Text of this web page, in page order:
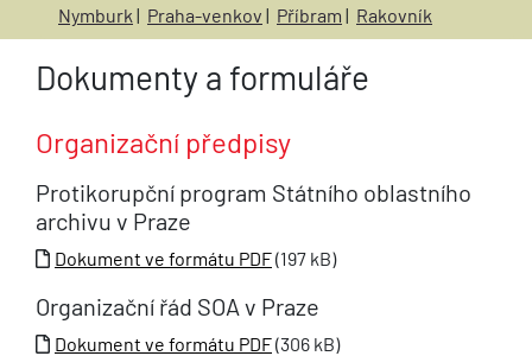
Nymburk | Praha-venkov | Příbram | Rakovník
Dokumenty a formuláře
Organizační předpisy
Protikorupční program Státního oblastního
archivu v Praze
Dokument ve formátu PDF(197 kB)
Organizační řád SOA v Praze
Dokument ve formátu PDF(306 kB)